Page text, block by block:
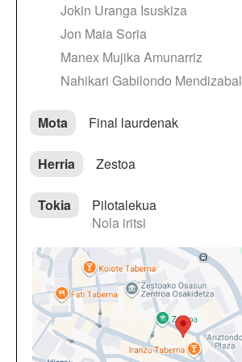
Jokin Uranga Isuskiza
Jon Maia Soria
Manex Mujika Amunarriz
Nahikari Gabilondo Mendizabal
Mota Final laurdenak
Herria Zestoa
Tokia
Pilotalekua
Nola iritsi